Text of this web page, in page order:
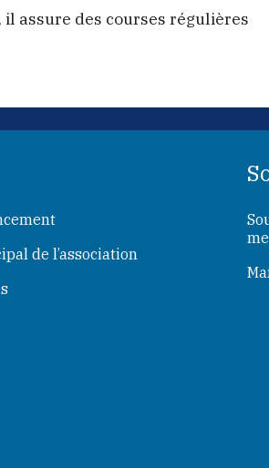
il assure des courses régulières
de l’association